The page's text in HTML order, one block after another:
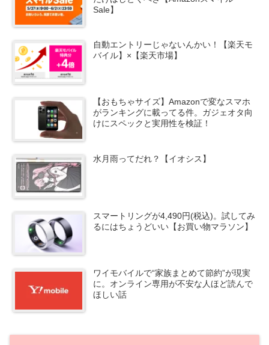
Sale】
自動エントリーじゃないんかい！【楽天モ
バイル】×【楽天市場】
【おもちゃサイズ】Amazonで変なスマホ
がランキングに載ってる件。ガジェオタ向
けにスペックと実用性を検証！
水月雨ってだれ？【イオシス】
スマートリングが4,490円(税込)。試してみ
るにはちょうどいい【お買い物マラソン】
ワイモバイルで“家族まとめて節約”が現実
に。オンライン専用が不安な人ほど読んで
ほしい話